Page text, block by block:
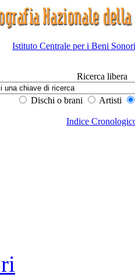
Istituto Centrale per i Beni
Ricerca libera
Dischi o brani Artisti
Indice